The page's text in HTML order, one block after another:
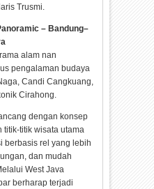
Trusmi.
– Bandung–
alam nan
pengalaman budaya
Candi Cangkuang,
Cirahong.
dengan konsep
titik-titik wisata utama
berbasis rel yang lebih
dan mudah
West Java
berharap terjadi